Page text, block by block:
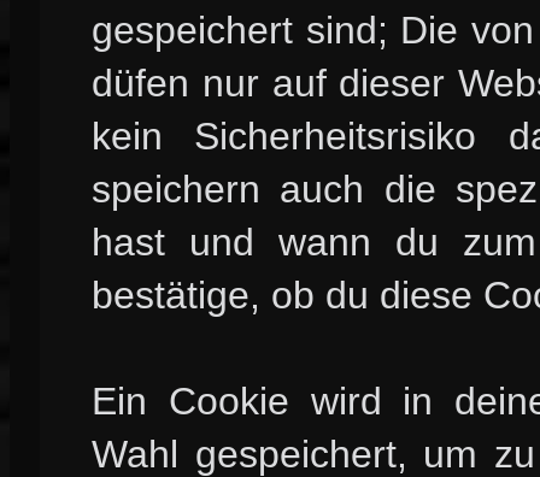
gespeichert sind; Die
düfen nur auf dieser
kein Sicherheitsrisiko
speichern auch die
hast und wann du
bestätige, ob du diese
Ein Cookie wird in
Wahl gespeichert, um